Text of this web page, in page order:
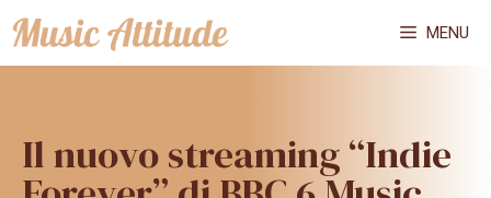
Vai
al
MENU
Il nuovo streaming “Indie